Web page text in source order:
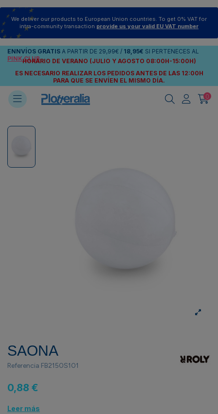
We deliver our products to European Union countries. To get 0% VAT for
intra-community transaction provide us your valid EU VAT number
ENNVÍOS GRATIS A PARTIR DE 29,99€ / 18,95€ SI PERTENECES AL
PINK CLUB
HORARIO DE VERANO (JULIO Y AGOSTO 08:00H-15:00H)
ES NECESARIO REALIZAR LOS PEDIDOS ANTES DE LAS 12:00H
PARA QUE SE ENVÍEN EL MISMO DÍA.
0
SAONA
Referencia FB2150S101
0,88 €
Leer más